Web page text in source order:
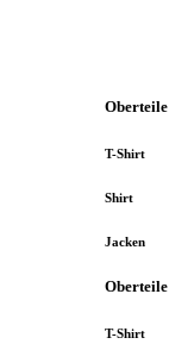
Oberteile
T-Shirt
Shirt
Jacken
Oberteile
T-Shirt